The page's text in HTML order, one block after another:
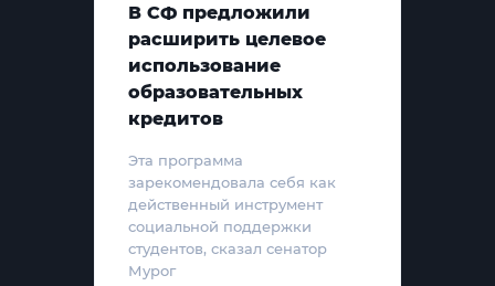
В СФ предложили
расширить целевое
использование
образовательных
кредитов
Эта программа
зарекомендовала себя как
действенный инструмент
социальной поддержки
студентов, сказал сенатор
Мурог